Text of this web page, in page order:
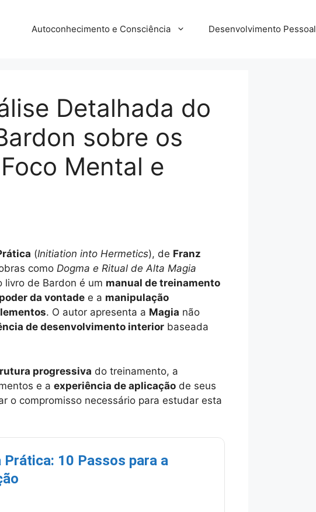
Autoconhecimento e Consciência Desenvolvimento Pessoal
Detalhada do
sobre os
Mental e
(Initiation into Hermetics), de Franz
como Dogma e Ritual de Alta Magia
livro de Bardon é um manual de treinamento
poder da vontade e a manipulação
. O autor apresenta a Magia não
de desenvolvimento interior baseada
progressiva do treinamento, a
e a experiência de aplicação de seus
o compromisso necessário para estudar esta
Prática: 10 Passos para a